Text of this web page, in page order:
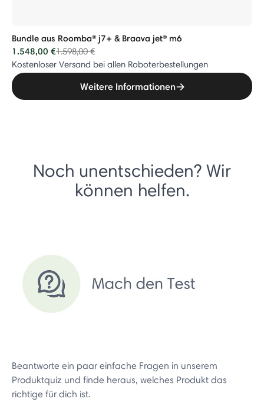
Bundle aus Roomba® j7+ & Braava jet® m6
1.548,00 €Price reduced from
1.598,00 €to
Kostenloser Versand bei allen Roboterbestellungen
Weitere Informationen
Noch unentschieden? Wir
können helfen.
Beantworte ein paar einfache Fragen in unserem
Produktquiz und finde heraus, welches Produkt das
richtige für dich ist.